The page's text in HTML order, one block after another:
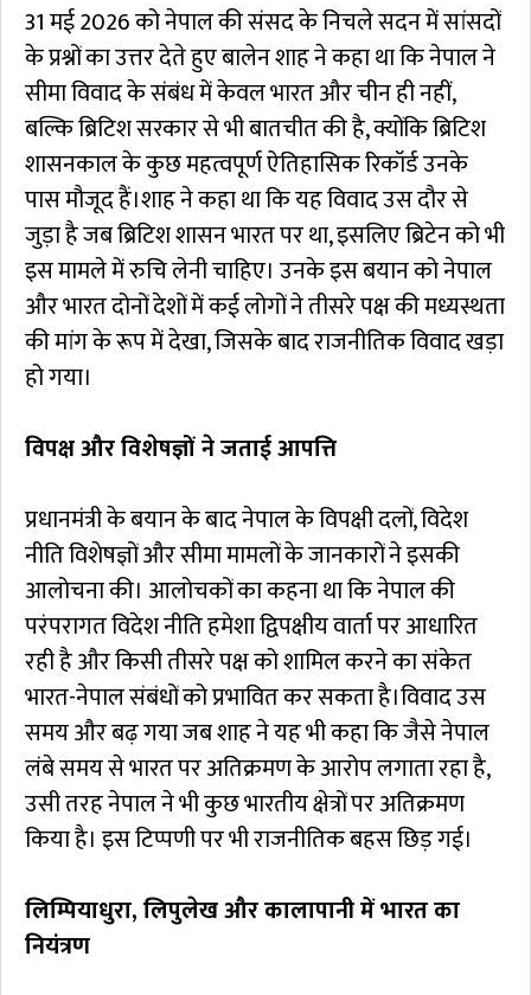
31 मई 2026 को नेपाल की संसद के निचले सदन में सांसदों
के प्रश्नों का उत्तर देते हुए बालेन शाह ने कहा था कि नेपाल ने
सीमा विवाद के संबंध में केवल भारत और चीन ही नहीं,
बल्कि ब्रिटिश सरकार से भी बातचीत की है, क्योंकि ब्रिटिश
शासनकाल के कुछ महत्वपूर्ण ऐतिहासिक रिकॉर्ड उनके
पास मौजूद हैं।शाह ने कहा था कि यह विवाद उस दौर से
जुड़ा है जब ब्रिटिश शासन भारत पर था, इसलिए ब्रिटेन को भी
इस मामले में रुचि लेनी चाहिए। उनके इस बयान को नेपाल
और भारत दोनों देशों में कई लोगों ने तीसरे पक्ष की मध्यस्थता
की मांग के रूप में देखा, जिसके बाद राजनीतिक विवाद खड़ा
हो गया।
विपक्ष और विशेषज्ञों ने जताई आपत्ति
प्रधानमंत्री के बयान के बाद नेपाल के विपक्षी दलों, विदेश
नीति विशेषज्ञों और सीमा मामलों के जानकारों ने इसकी
आलोचना की। आलोचकों का कहना था कि नेपाल की
परंपरागत विदेश नीति हमेशा द्विपक्षीय वार्ता पर आधारित
रही है और किसी तीसरे पक्ष को शामिल करने का संकेत
भारत-नेपाल संबंधों को प्रभावित कर सकता है।विवाद उस
समय और बढ़ गया जब शाह ने यह भी कहा कि जैसे नेपाल
लंबे समय से भारत पर अतिक्रमण के आरोप लगाता रहा है,
उसी तरह नेपाल ने भी कुछ भारतीय क्षेत्रों पर अतिक्रमण
किया है। इस टिप्पणी पर भी राजनीतिक बहस छिड़ गई।
लिम्पियाधुरा, लिपुलेख और कालापानी में भारत का
नियंत्रण